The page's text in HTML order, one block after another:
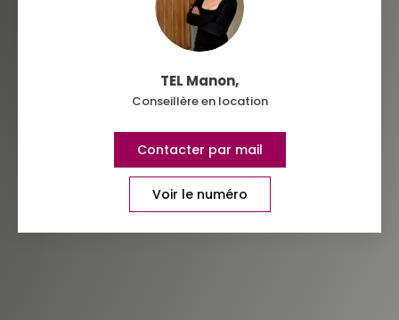
TEL Manon,
Conseillère en location
Contacter par mail
Voir le numéro